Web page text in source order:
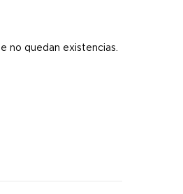
no quedan existencias.